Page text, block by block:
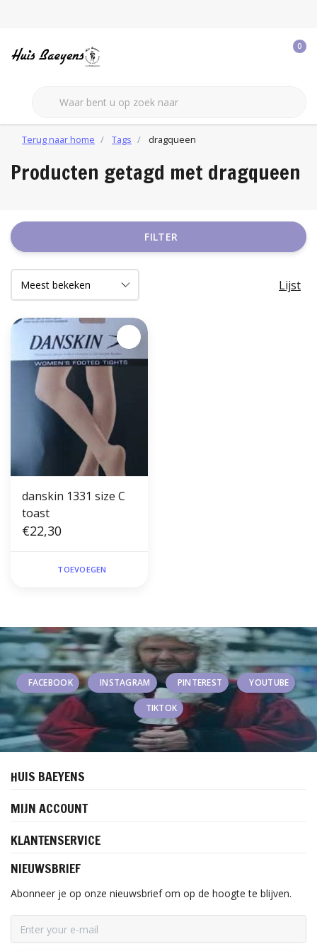
0
Terug naar home Tags dragqueen
Producten getagd met dragqueen
FILTER
Lijst
danskin 1331 size C
toast
€22,30
TOEVOEGEN
FACEBOOK INSTAGRAM PINTEREST YOUTUBE
TIKTOK
HUIS BAEYENS
MIJN ACCOUNT
KLANTENSERVICE
NIEUWSBRIEF
Abonneer je op onze nieuwsbrief om op de hoogte te blijven.